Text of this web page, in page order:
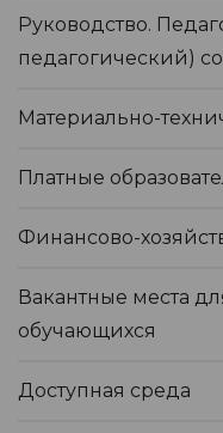
Руководство.
педагогический)
Материально-
Платные
Финансово-
Вакантные места
обучающихся
Доступная среда